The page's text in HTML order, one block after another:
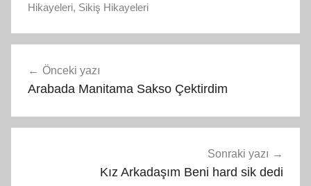
Hikayeleri, Sikiş Hikayeleri
gezinmesi
Önceki yazı
Arabada Manitama Sakso Çektirdim
Sonraki yazı
Kız Arkadaşım Beni hard sik dedi